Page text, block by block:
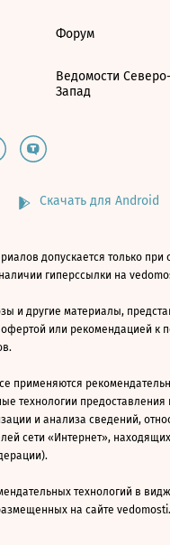
Форум
Ведомости Северо-
Запад
Скачать для Android
допускается только при
гиперссылки на
и другие материалы,
или рекомендацией к
применяются
технологии
и анализа сведений,
сети «Интернет»,
технологий в
на сайте